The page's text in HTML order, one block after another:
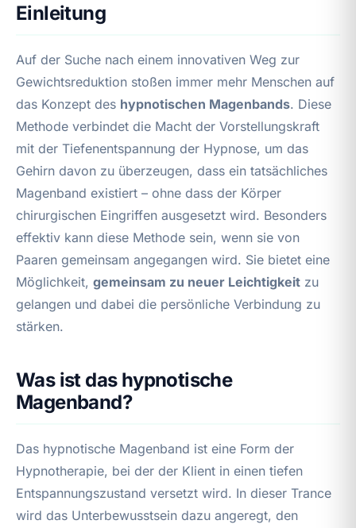
Einleitung
Auf der Suche nach einem innovativen Weg zur
Gewichtsreduktion stoßen immer mehr Menschen auf
das Konzept des hypnotischen Magenbands. Diese
Methode verbindet die Macht der Vorstellungskraft
mit der Tiefenentspannung der Hypnose, um das
Gehirn davon zu überzeugen, dass ein tatsächliches
Magenband existiert – ohne dass der Körper
chirurgischen Eingriffen ausgesetzt wird. Besonders
effektiv kann diese Methode sein, wenn sie von
Paaren gemeinsam angegangen wird. Sie bietet eine
Möglichkeit, gemeinsam zu neuer Leichtigkeit zu
gelangen und dabei die persönliche Verbindung zu
stärken.
Was ist das hypnotische
Magenband?
Das hypnotische Magenband ist eine Form der
Hypnotherapie, bei der der Klient in einen tiefen
Entspannungszustand versetzt wird. In dieser Trance
wird das Unterbewusstsein dazu angeregt, den